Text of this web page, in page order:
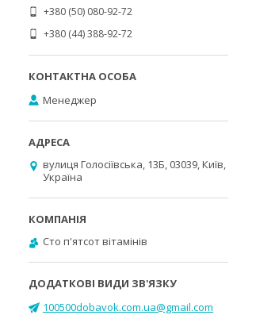
+380 (50) 080-92-72
+380 (44) 388-92-72
Менеджер
вулиця Голосіївська, 13Б, 03039, Київ,
Україна
Cто п'ятсот вітамінів
100500dobavok.com.ua@gmail.com